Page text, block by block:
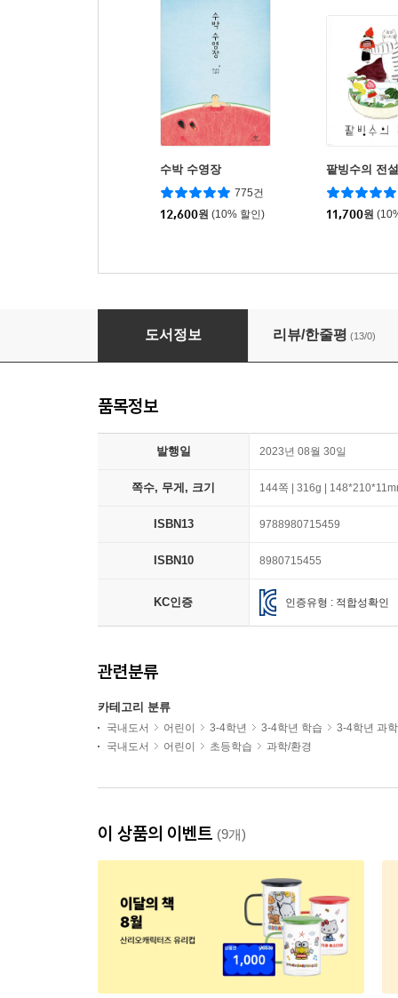
수박 수영장
775건
12,600원 (10% 할인)
팥빙수의 전설
11,700원
어린이 채소 도감
도서정보 리뷰/한줄평 (13/0)
품목정보
발행일 2023년 08월 30일
쪽수, 무게, 크기 144쪽 | 316g |
ISBN13 9788980715459
ISBN10 8980715455
KC인증 인증유형 : 적합성확인
관련분류
카테고리 분류
국내도서 어린이 3-4학년 3-4학년 학습
3-4학년 과
국내도서
어린이 초등학습 과학/환경
이 상품의 이벤트 (9개)